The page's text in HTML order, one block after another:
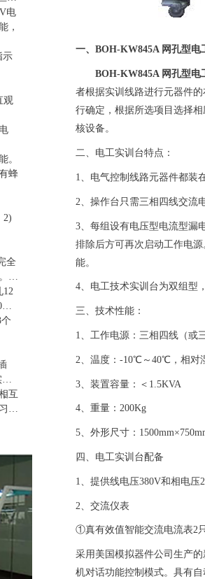
电
，
示
观
。
蜂
2)
全
实
12
1
互
，
一、BOH-KW845A 网孔型电
BOH-KW845A 网孔型电
者根据实训线路进行元器件
行确定，根据所选项目选择
核设备。
二、 电工实训台特点：
1、电气控制线路元器件都装
2、操作台只需三相四线交流
3、每组设有电压型电流型漏
排除后方可再次启动工作电
能。
4、 电工技术实训台为双组型
三、技术性能：
1、工作电源：三相四线（或
2、温度：-10℃～40℃，相对
3、装置容量：＜1.5KVA
4、重量：200Kg
5、外形尺寸：
四、 电工实训台配备
1、提供线电压380V和相电压
2、交流仪表
①真有效值智能交流电流表2
采用美国模拟器件公司生产
机对话功能控制模式。具有